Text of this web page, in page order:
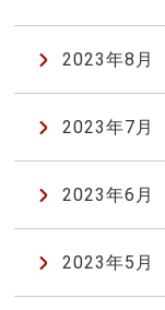
2023年8月
2023年7月
2023年6月
2023年5月